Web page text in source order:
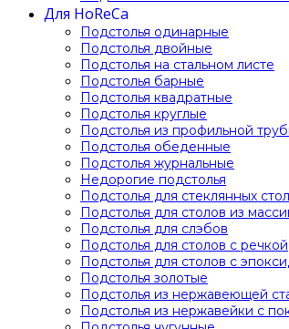
Для HoReCa
Подстолья одинарные
Подстолья двойные
Подстолья на стальном листе
Подстолья барные
Подстолья квадратные
Подстолья круглые
Подстолья из профильной
Подстолья обеденные
Подстолья журнальные
Недорогие подстолья
Подстолья для стеклянных
Подстолья для столов из
Подстолья для слэбов
Подстолья для столов с речкой
Подстолья для столов с
Подстолья золотые
Подстолья из нержавеющей
Подстолья из нержавейки с